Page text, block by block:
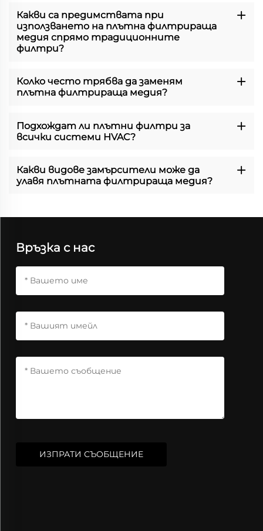
Какви са предимствата при
използването на плътна филтрираща
медия спрямо традиционните
филтри?
Колко често трябва да заменям
плътна филтрираща медия?
Подхождат ли плътни филтри за
всички системи HVAC?
Какви видове замърсители може да
улавя плътната филтрираща медия?
Връзка с нас
ИЗПРАТИ СЪОБЩЕНИЕ